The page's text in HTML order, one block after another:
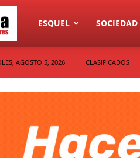
Diario
ESQUEL SOCIEDAD
AGOSTO 5, 2026 CLASIFICADOS